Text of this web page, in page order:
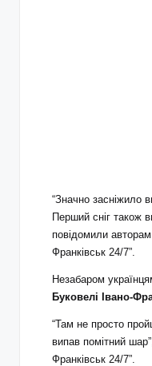
“Значно засніжило
Перший сніг також
повідомили
Франківськ 24/7”.
Незабаром
Буковелі Івано-
“Там не просто
випав помітний
Франківськ 24/7”.